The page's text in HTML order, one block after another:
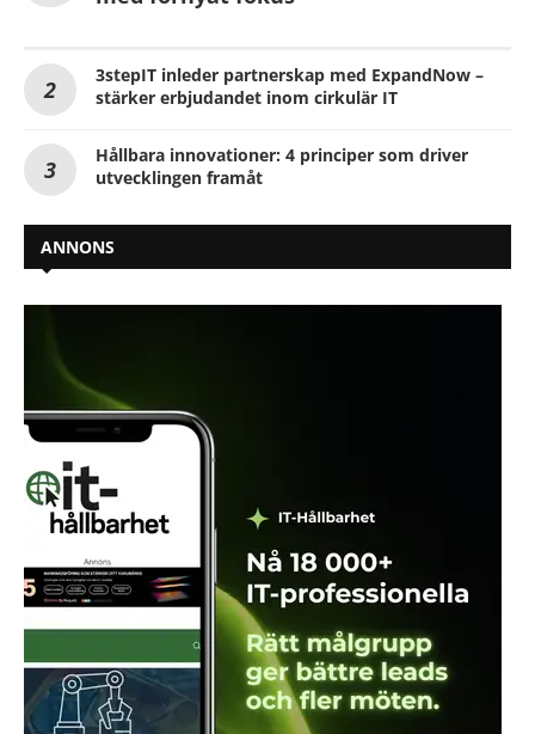
3stepIT inleder partnerskap med ExpandNow –
stärker erbjudandet inom cirkulär IT
Hållbara innovationer: 4 principer som driver
utvecklingen framåt
ANNONS